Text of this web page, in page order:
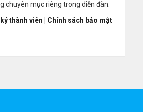
chuyên mục riêng trong diễn đàn.
thành viên
Chính sách bảo mật